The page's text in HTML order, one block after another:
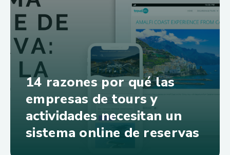
14 razones por qué las
empresas de tours y
actividades necesitan un
sistema online de reservas